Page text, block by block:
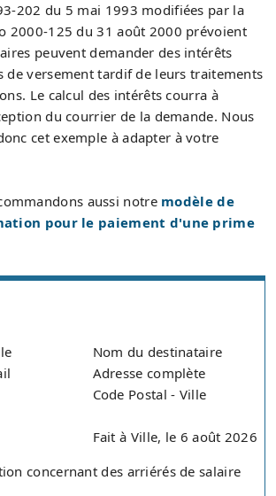
202 du 5 mai 1993 modifiées par la
2000-125 du 31 août 2000 prévoient
peuvent demander des intérêts
de versement tardif de leurs traitements
Le calcul des intérêts courra à
du courrier de la demande. Nous
cet exemple à adapter à votre
aussi notre modèle de
pour le paiement d'une prime
Nom du destinataire
Adresse complète
Code Postal - Ville
Fait à Ville, le 6 août 2026
concernant des arriérés de salaire